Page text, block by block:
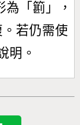
為「 䉇 」，
若仍需使
明。